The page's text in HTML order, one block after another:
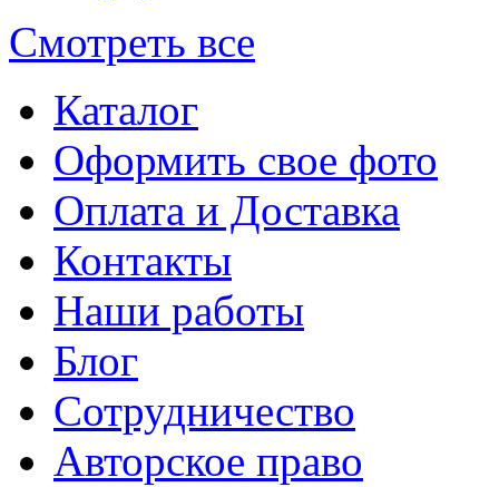
Смотреть все
Каталог
Оформить свое фото
Оплата и Доставка
Контакты
Наши работы
Блог
Сотрудничество
Авторское право